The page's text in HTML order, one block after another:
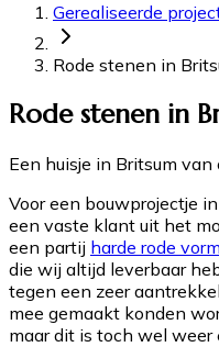
Gerealiseerde
Rode stenen in
Rode stenen in
Een huisje in Britsum van
Voor een bouwprojectje
een vaste klant uit het
een partij harde rode
die wij altijd leverbaar
tegen een zeer
mee gemaakt konden
maar dit is toch wel weer